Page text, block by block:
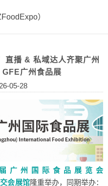
）
直播 & 私域达人齐聚广州
广州食品展
05-28
广州国际食品展览会
会展馆隆重举办，同期举办：